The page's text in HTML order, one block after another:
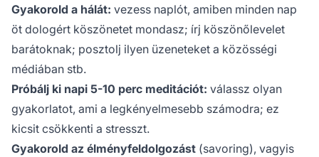
Gyakorold a hálát: vezess naplót, amiben minden nap
öt dologért köszönetet mondasz; írj köszönőlevelet
barátoknak; posztolj ilyen üzeneteket a közösségi
médiában stb.
Próbálj ki napi 5-10 perc meditációt: válassz olyan
gyakorlatot, ami a legkényelmesebb számodra; ez
kicsit csökkenti a stresszt.
Gyakorold az élményfeldolgozást (savoring), vagyis